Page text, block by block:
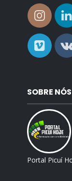
SOBRE NÓS
Portal Picuí